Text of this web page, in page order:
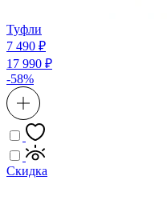
Туфли
7 490 ₽
17 990 ₽
-58%
Скидка